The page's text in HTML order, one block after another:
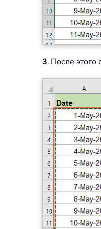
3. После этого